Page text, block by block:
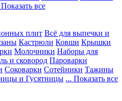
все
плит Всё для выпечки и
Кастрюли Ковши Крышки
Молочники Наборы для
и сковород Пароварки
Соковарки Сотейники Тажины
и Гусятницы ... Показать все